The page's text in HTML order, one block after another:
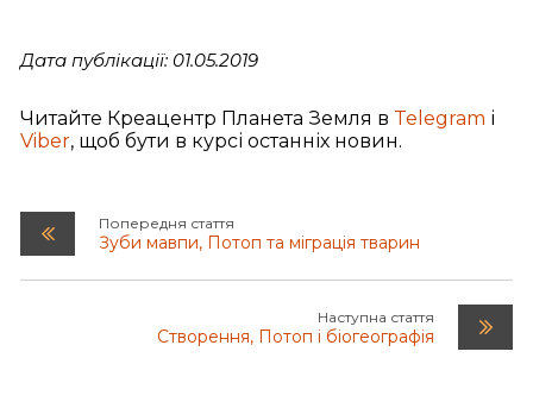
Дата публікації: 01.05.2019
Читайте Креацентр Планета Земля в Telegram і
Viber, щоб бути в курсі останніх новин.
Попередня стаття
Зуби мавпи, Потоп та міграція тварин
Наступна стаття
Створення, Потоп і біогеографія